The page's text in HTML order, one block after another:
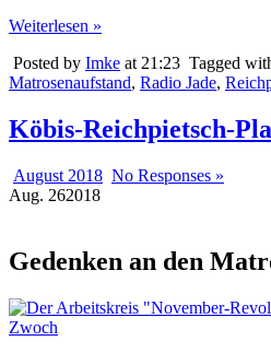
Weiterlesen »
Posted by Imke at 21:23 Tagged
Matrosenaufstand, Radio Jade,
Köbis-Reichpietsch-
August 2018 No Responses »
Aug. 262018
Gedenken an den